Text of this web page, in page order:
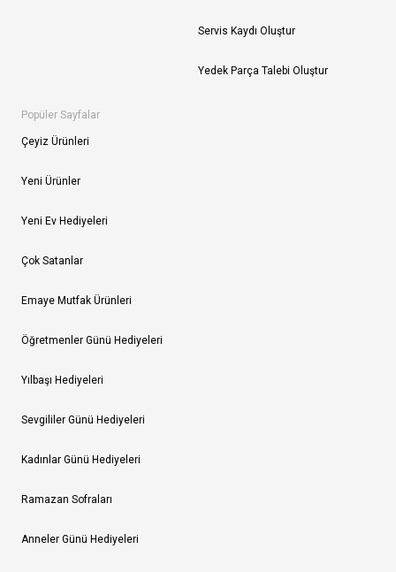
Servis Kaydı Oluştur
Yedek Parça Talebi Oluştur
Popüler Sayfalar
Çeyiz Ürünleri
Yeni Ürünler
Yeni Ev Hediyeleri
Çok Satanlar
Emaye Mutfak Ürünleri
Öğretmenler Günü Hediyeleri
Yılbaşı Hediyeleri
Sevgililer Günü Hediyeleri
Kadınlar Günü Hediyeleri
Ramazan Sofraları
Anneler Günü Hediyeleri